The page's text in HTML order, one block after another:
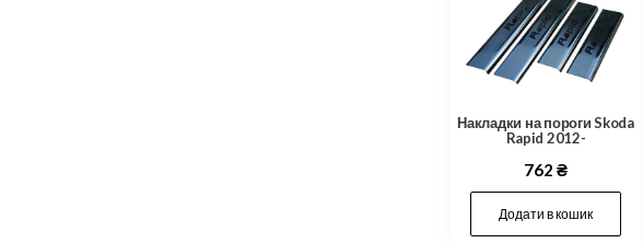
Накладки на пороги Skoda
Rapid 2012-
762₴
Додати в кошик